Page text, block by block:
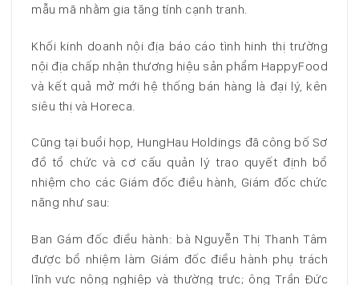
mẫu mã nhằm gia tăng tính cạnh tranh.
Khối kinh doanh nội địa báo cáo tình hinh thị trường
nội địa chấp nhận thương hiệu sản phẩm HappyFood
và kết quả mở mới hệ thống bán hàng là đại lý, kên
siêu thị và Horeca.
Cũng tại buổi họp, HungHau Holdings đã công bố Sơ
đồ tổ chức và cơ cấu quản lý trao quyết định bổ
nhiệm cho các Giám đốc điều hành, Giám đốc chức
năng như sau:
Ban Gám đốc điều hành: bà Nguyễn Thị Thanh Tâm
được bổ nhiệm làm Giám đốc điều hành phụ trách
lĩnh vực nông nghiệp và thường trực; ông Trần Đức